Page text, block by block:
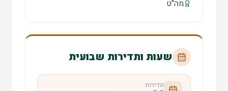
מה"ט
שעות ותדירות שבועית
תדירות